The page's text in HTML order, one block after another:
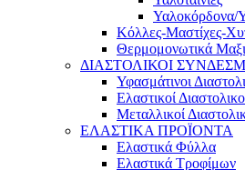
Υαλοκόρδονα/
Κόλλες-Μαστίχες-
Θερμομονωτικά
ΔΙΑΣΤΟΛΙΚΟΙ
Υφασμάτινοι
Ελαστικοί
Μεταλλικοί
ΕΛΑΣΤΙΚΑ ΠΡΟΪΟΝΤΑ
Ελαστικά Φύλλα
Ελαστικά Τροφίμων